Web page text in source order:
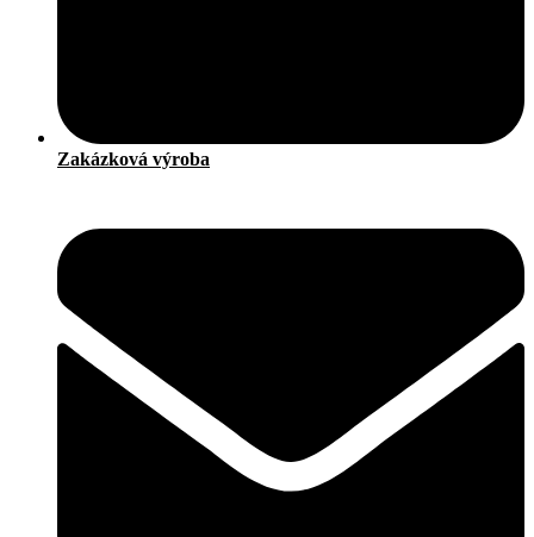
Zakázková výroba